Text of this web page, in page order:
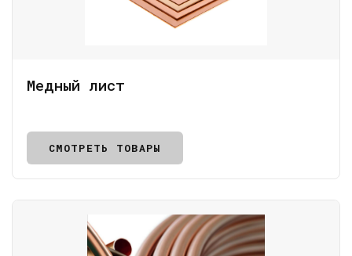
Медный лист
СМОТРЕТЬ ТОВАРЫ